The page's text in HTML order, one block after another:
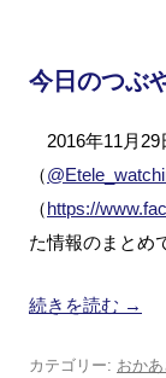
今日のつぶ
2016年11月29
（
（https://
た情報のまとめ
続きを読む →
カテゴリー: おか